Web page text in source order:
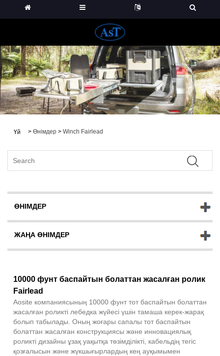
Үй > Өнімдер > Winch Fairlead
ӨНІМДЕР
ЖАҢА ӨНІМДЕР
10000 фунт баспайтын болаттан жасалған ролик
Fairlead
Aosite компаниясының 10000 фунт тот баспайтын болаттан
жасалған роликті лебедка жүйесі үшін тамаша керек-жарақ
болып табылады. Оның жоғары сапалы тот баспайтын
болаттан жасалған конструкциясы және инновациялық
роликті дизайны ұзақ уақытқа төзімділікті, кабельдің тегіс
қозғалысын және жүкшығырлардың кең ауқымымен